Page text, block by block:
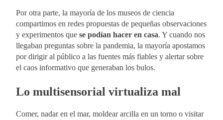
Por otra parte, la mayoría de los museos de ciencia
compartimos en redes propuestas de pequeñas observaciones
y experimentos que se podían hacer en casa. Y cuando nos
llegaban preguntas sobre la pandemia, la mayoría apostamos
por dirigir al público a las fuentes más fiables y alertar sobre
el caos informativo que generaban los bulos.
Lo multisensorial virtualiza mal
Comer, nadar en el mar, moldear arcilla en un torno o visitar